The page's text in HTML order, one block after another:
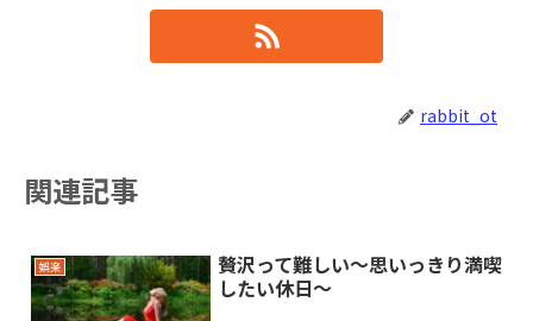
rabbit_ot
関連記事
娯楽
贅沢って難しい〜思いっきり満喫
したい休日〜